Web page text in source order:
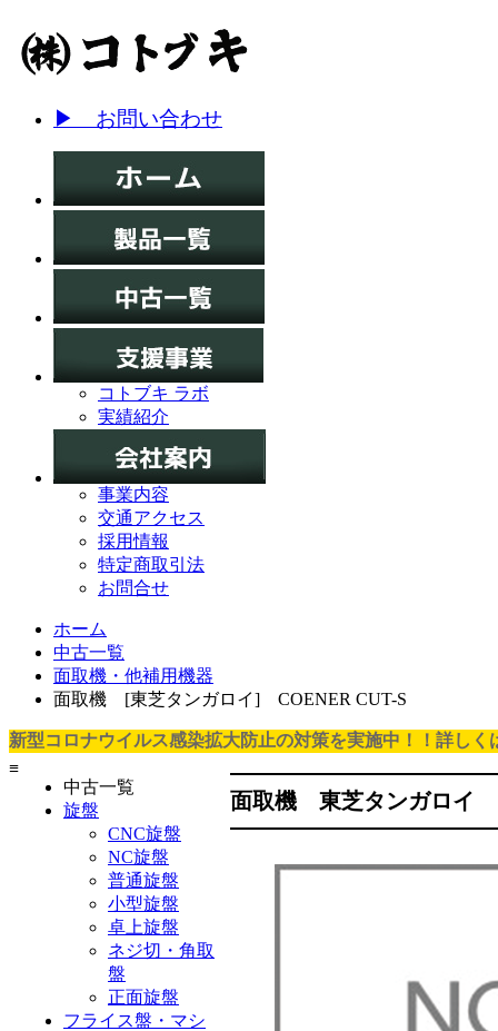
▶ お問い合わせ
コトブキ ラボ
実績紹介
事業内容
交通アクセス
採用情報
特定商取引法
お問合せ
ホーム
中古一覧
面取機・他補用機器
面取機 [東芝タンガロイ] COENER CUT-S
新型コロナウイルス感染拡大防止の対策を実施中！！詳しく
≡
中古一覧
旋盤
CNC旋盤
NC旋盤
普通旋盤
小型旋盤
卓上旋盤
ネジ切・角取
盤
正面旋盤
フライス盤・マシ
面取機 東芝タンガロイ